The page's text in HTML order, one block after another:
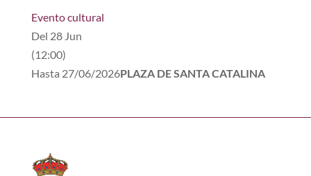
Evento cultural
Del 28 Jun
(12:00)
Hasta 27/06/2026PLAZA DE SANTA CATALINA